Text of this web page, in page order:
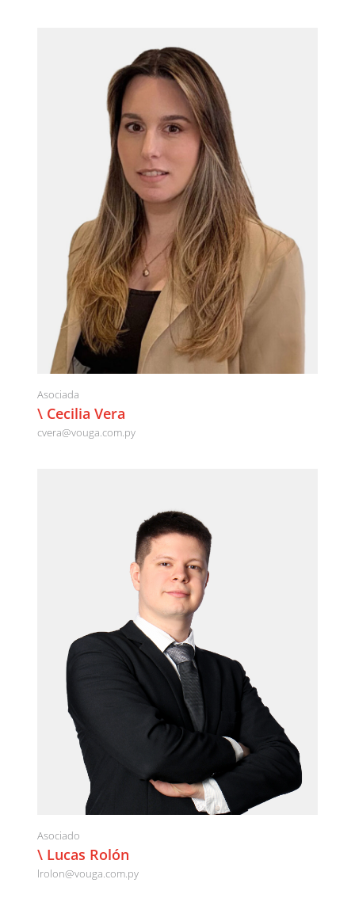
Asociada
\ Cecilia Vera
cvera@vouga.com.py
Asociado
\ Lucas Rolón
lrolon@vouga.com.py